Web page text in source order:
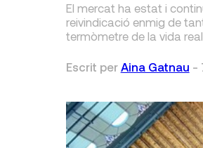
El mercat ha estat i
reivindicació enmig de
termòmetre de la vida
Escrit per Aina Gatnau -